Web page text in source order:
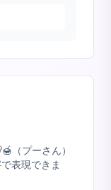
（プーさん）
表現できま